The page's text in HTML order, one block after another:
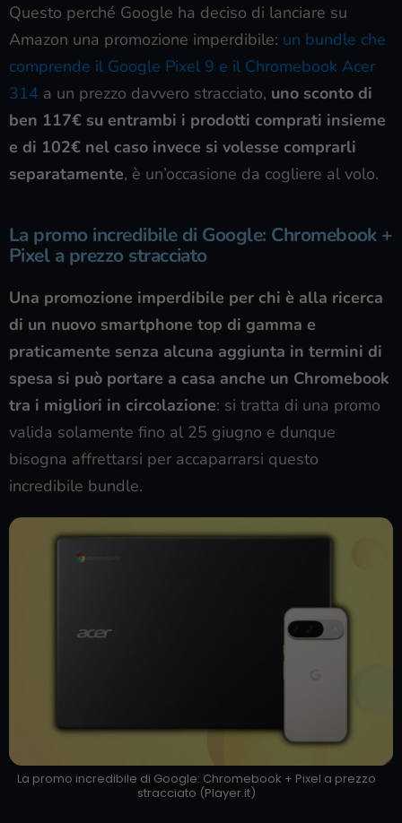
Questo perché Google ha deciso di lanciare su
Amazon una promozione imperdibile: un bundle che
comprende il Google Pixel 9 e il Chromebook Acer
314 a un prezzo davvero stracciato, uno sconto di
ben 117€ su entrambi i prodotti comprati insieme
e di 102€ nel caso invece si volesse comprarli
separatamente, è un’occasione da cogliere al volo.
La promo incredibile di Google: Chromebook +
Pixel a prezzo stracciato
Una promozione imperdibile per chi è alla ricerca
di un nuovo smartphone top di gamma e
praticamente senza alcuna aggiunta in termini di
spesa si può portare a casa anche un Chromebook
tra i migliori in circolazione: si tratta di una promo
valida solamente fino al 25 giugno e dunque
bisogna affrettarsi per accaparrarsi questo
incredibile bundle.
La promo incredibile di Google: Chromebook + Pixel a prezzo
stracciato (Player.it)